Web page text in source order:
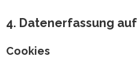
4. Datenerfassung
Cookies